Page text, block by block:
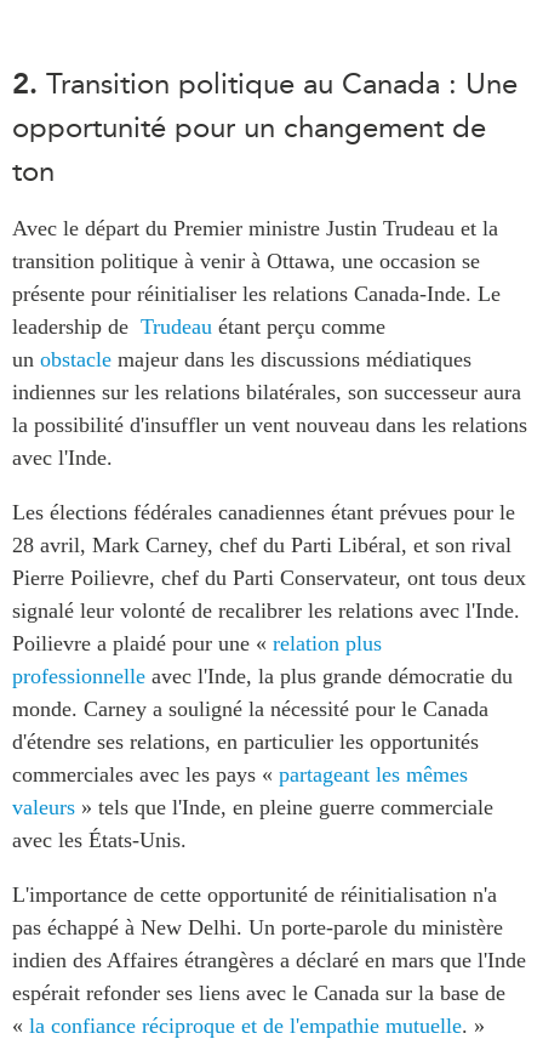
2. Transition politique au Canada : Une
opportunité pour un changement de
ton
Avec le départ du Premier ministre Justin Trudeau et la
transition politique à venir à Ottawa, une occasion se
présente pour réinitialiser les relations Canada-Inde. Le
leadership de Trudeau étant perçu comme
un obstacle majeur dans les discussions médiatiques
indiennes sur les relations bilatérales, son successeur aura
la possibilité d'insuffler un vent nouveau dans les relations
avec l'Inde.
Les élections fédérales canadiennes étant prévues pour le
28 avril, Mark Carney, chef du Parti Libéral, et son rival
Pierre Poilievre, chef du Parti Conservateur, ont tous deux
signalé leur volonté de recalibrer les relations avec l'Inde.
Poilievre a plaidé pour une « relation plus
professionnelle avec l'Inde, la plus grande démocratie du
monde. Carney a souligné la nécessité pour le Canada
d'étendre ses relations, en particulier les opportunités
commerciales avec les pays « partageant les mêmes
valeurs » tels que l'Inde, en pleine guerre commerciale
avec les États-Unis.
L'importance de cette opportunité de réinitialisation n'a
pas échappé à New Delhi. Un porte-parole du ministère
indien des Affaires étrangères a déclaré en mars que l'Inde
espérait refonder ses liens avec le Canada sur la base de
« la confiance réciproque et de l'empathie mutuelle. »